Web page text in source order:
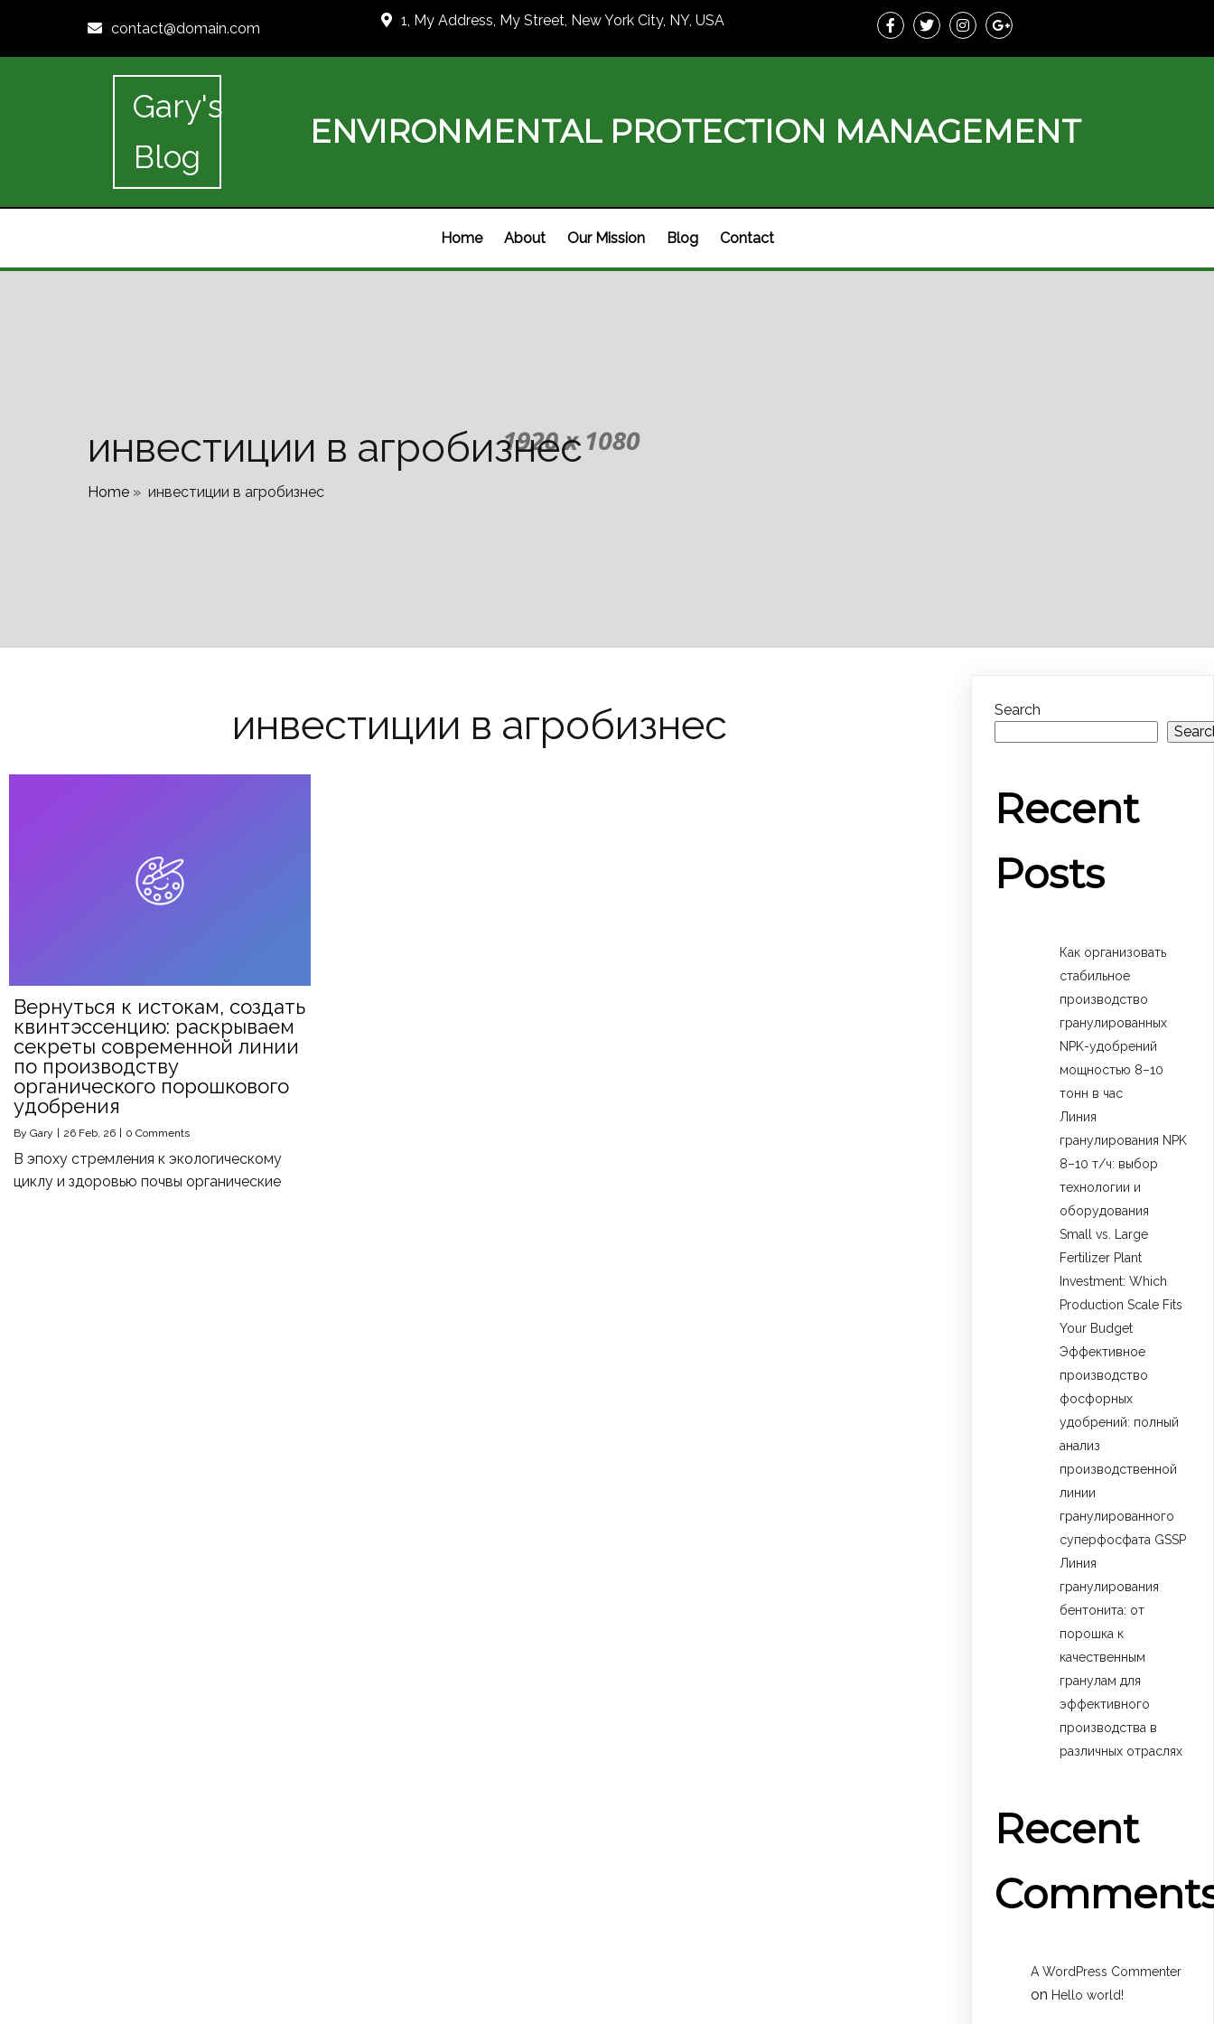
contact@domain.com 1, My Address, My Street, New York City, NY, USA
Gary's
Blog
ENVIRONMENTAL PROTECTION MANAGEMENT
Home About Our Mission Blog Contact
инвестиции в агробизнес
Home » инвестиции в агробизнес
инвестиции в агробизнес
Вернуться к истокам, создать
квинтэссенцию: раскрываем
секреты современной линии
по производству
органического порошкового
удобрения
By Gary | 26 Feb, 26 | 0 Comments
В эпоху стремления к экологическому
циклу и здоровью почвы органические
Search
Recent
Posts
Как организовать
стабильное
производство
гранулированных
NPK-удобрений
мощностью 8–10
тонн в час
Линия
гранулирования NPK
8–10 т/ч: выбор
технологии и
оборудования
Small vs. Large
Fertilizer Plant
Investment: Which
Production Scale Fits
Your Budget
Эффективное
производство
фосфорных
удобрений: полный
анализ
производственной
линии
гранулированного
суперфосфата GSSP
Линия
гранулирования
бентонита: от
порошка к
качественным
гранулам для
эффективного
производства в
различных отраслях
Recent
A WordPress Commenter
on Hello world!